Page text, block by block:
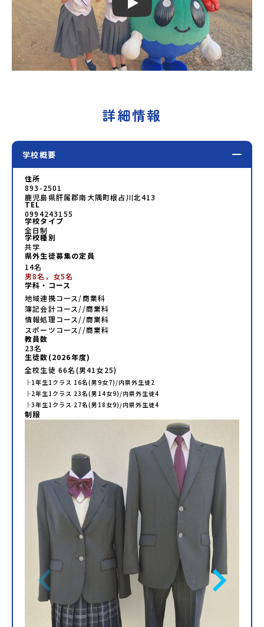
Play
詳細情報
学校概要
住所
893-2501
鹿児島県肝属郡南大隅町根占川北413
TEL
0994243155
学校タイプ
全日制
学校種別
共学
県外生徒募集の定員
14名
男8名，女5名
学科・コース
地域連携コース/商業科
簿記会計コース//商業科
情報処理コース//商業科
スポーツコース//商業科
教員数
23名
生徒数(2026年度)
全校生徒 66名(男41女25)
├1年生1 クラス 16名(男9女7)/内県外生徒2
├2年生1 クラス 23名(男 14女9)/内県外生徒4
├3年生1 クラス 27名(男 18 女9)/内県外生徒4
制服